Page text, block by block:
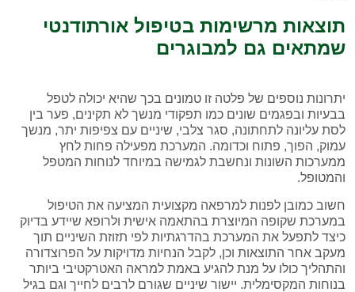
תוצאות מרשימות בטיפול אורתודנטי
שמתאים גם למבוגרים
יתרונות נוספים של פלטה זו טמונים בכך שהיא יכולה לטפל
בבעיות ובפגמים שונים כמו תפקודי מנשך לא תקינים, פער בין
לסת עליונה לתחתונה, סגר צלבי, שיניים עם צפיפות יתר, מנשך
עמוק, הפוך, פתוח וכדומה. המערכת מפעילה פחות לחץ
ממערכות השונות ונחשבת לגמישה במיוחד לנוחות המטפל
והמטופל.
חשוב כמובן לפנות למרפאה מקצועית המציעה את הטיפול
במערכת שקופה המיוצרת בהתאמה אישית ולרופא שיידע בדיוק
כיצד לתפעל את המערכת בהדרגתיות לפי תזוזת השיניים תוך
מעקב אחר התוצאות וכן, לקבל הנחיות מדויקות על הפרוצדורה
והתהליך כולו על מנת להגיע באמת למראה האטרקטיבי ביותר
בנוחות המקסימלית. יישור שיניים שגורם לרבים לחייך וגם בגיל